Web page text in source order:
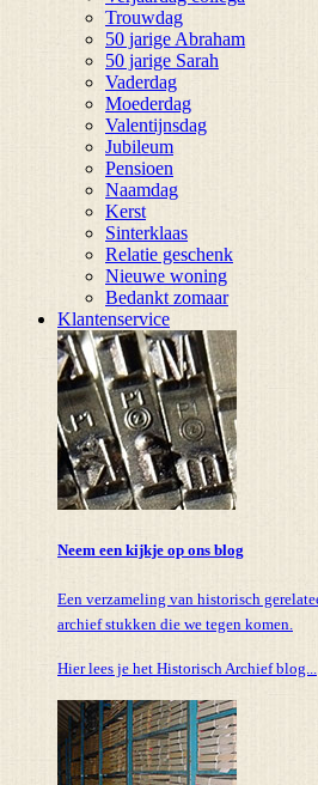
Trouwdag
50 jarige Abraham
50 jarige Sarah
Vaderdag
Moederdag
Valentijnsdag
Jubileum
Pensioen
Naamdag
Kerst
Sinterklaas
Relatie geschenk
Nieuwe woning
Bedankt zomaar
Klantenservice
Neem een kijkje op ons blog
Een verzameling van historisch
archief stukken die we tegen komen.
Hier lees je het Historisch Archief blog...